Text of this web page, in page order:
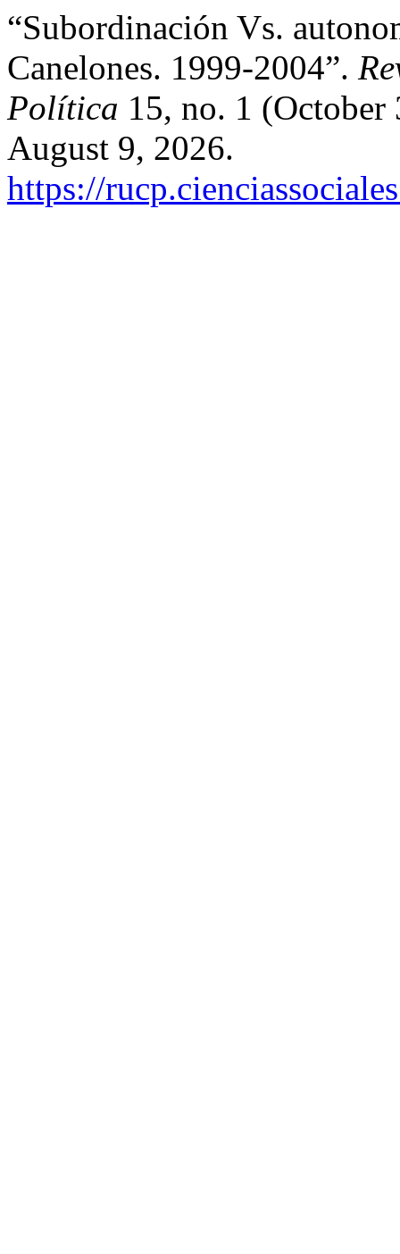
“Subordinación Vs.
Canelones. 1999-2004”.
Política 15, no. 1 (October
August 9, 2026.
https://